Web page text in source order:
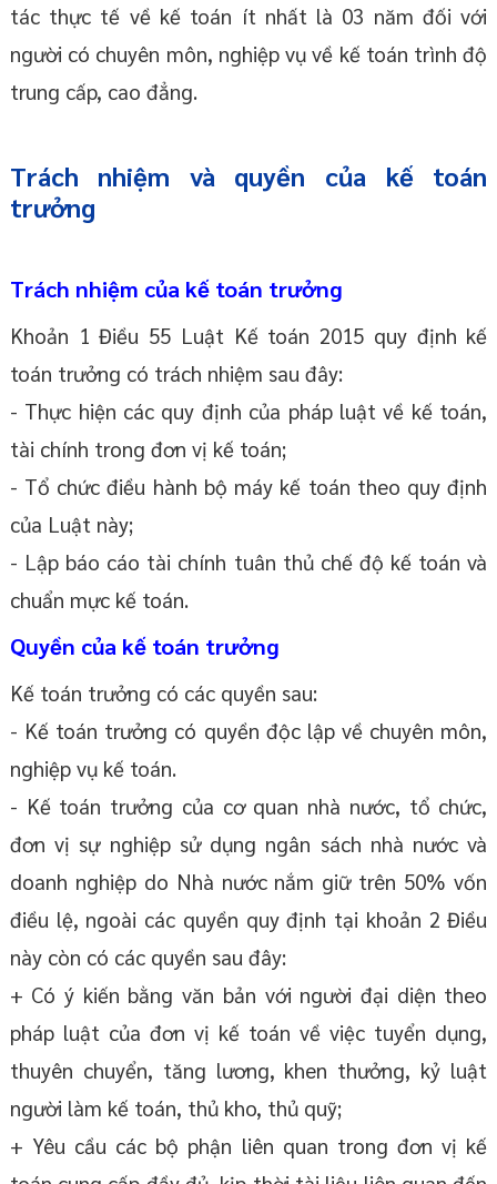
tác thực tế về kế toán ít nhất là 03 năm đối với
người có chuyên môn, nghiệp vụ về kế toán trình độ
trung cấp, cao đẳng.
Trách nhiệm và quyền của kế toán
trưởng
Trách nhiệm của kế toán trưởng
Khoản 1 Điều 55 Luật Kế toán 2015 quy định kế
toán trưởng có trách nhiệm sau đây:
- Thực hiện các quy định của pháp luật về kế toán,
tài chính trong đơn vị kế toán;
- Tổ chức điều hành bộ máy kế toán theo quy định
của Luật này;
- Lập báo cáo tài chính tuân thủ chế độ kế toán và
chuẩn mực kế toán.
Quyền của kế toán trưởng
Kế toán trưởng có các quyền sau:
- Kế toán trưởng có quyền độc lập về chuyên môn,
nghiệp vụ kế toán.
- Kế toán trưởng của cơ quan nhà nước, tổ chức,
đơn vị sự nghiệp sử dụng ngân sách nhà nước và
doanh nghiệp do Nhà nước nắm giữ trên 50% vốn
điều lệ, ngoài các quyền quy định tại khoản 2 Điều
này còn có các quyền sau đây:
+ Có ý kiến bằng văn bản với người đại diện theo
pháp luật của đơn vị kế toán về việc tuyển dụng,
thuyên chuyển, tăng lương, khen thưởng, kỷ luật
người làm kế toán, thủ kho, thủ quỹ;
+ Yêu cầu các bộ phận liên quan trong đơn vị kế